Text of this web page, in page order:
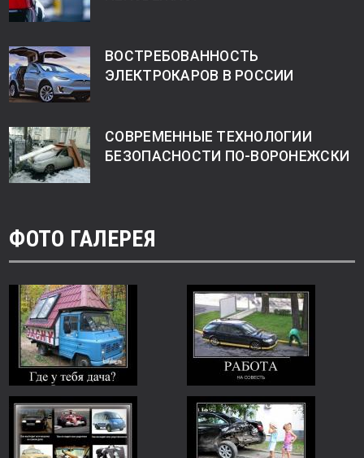
ВОСТРЕБОВАННОСТЬ
ЭЛЕКТРОКАРОВ В РОССИИ
СОВРЕМЕННЫЕ ТЕХНОЛОГИИ
БЕЗОПАСНОСТИ ПО-ВОРОНЕЖСКИ
ФОТО ГАЛЕРЕЯ